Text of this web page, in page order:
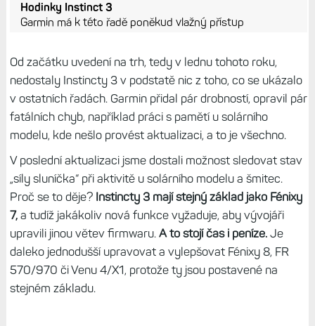
Hodinky Instinct 3
Garmin má k této řadě poněkud vlažný přístup
Od začátku uvedení na trh, tedy v lednu tohoto roku,
nedostaly Instincty 3 v podstatě nic z toho, co se ukázalo
v ostatních řadách. Garmin přidal pár drobností, opravil pár
fatálních chyb, například práci s pamětí u solárního
modelu, kde nešlo provést aktualizaci, a to je všechno.
V poslední aktualizaci jsme dostali možnost sledovat stav
„síly sluníčka“ při aktivitě u solárního modelu a šmitec.
Proč se to děje? Instincty 3 mají stejný základ jako Fénixy
7,a tudíž jakákoliv nová funkce vyžaduje, aby vývojáři
upravili jinou větev firmwaru. A to stojí čas i peníze.Je
daleko jednodušší upravovat a vylepšovat Fénixy 8, FR
570/970 či Venu 4/X1, protože ty jsou postavené na
stejném základu.